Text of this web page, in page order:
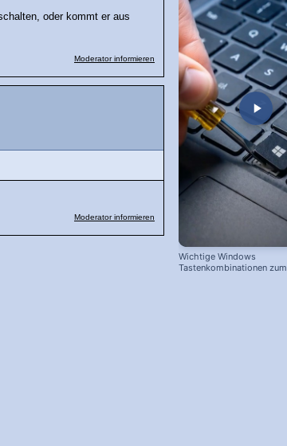
oder kommt er aus
Moderator informieren
Moderator informieren
Wichtige Windows
Tastenkombinationen zum